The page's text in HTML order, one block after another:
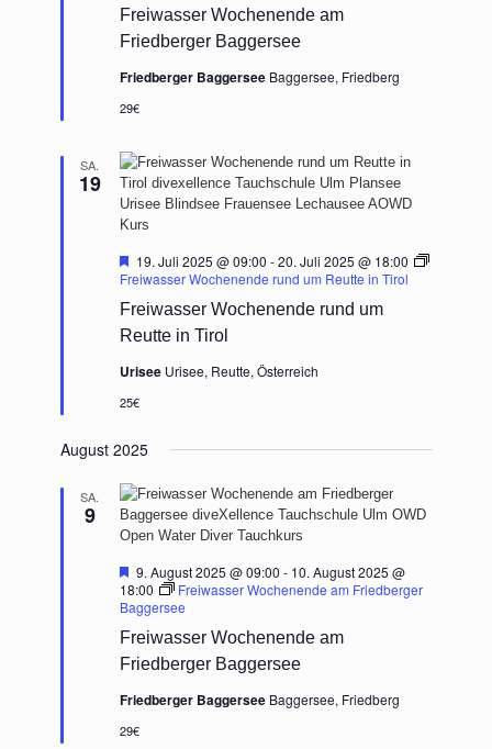
Freiwasser Wochenende am
Friedberger Baggersee
Friedberger Baggersee Baggersee, Friedberg
29€
SA.
19
Freiwasser Wochenende rund um
Reutte in Tirol
Hervorgehoben
19. Juli 2025 @ 09:00 -20. Juli 2025 @ 18:00
Freiwasser Wochenende rund um Reutte in Tirol
Urisee Urisee, Reutte, Österreich
25€
August 2025
SA.
9
Freiwasser Wochenende am
Friedberger Baggersee
Hervorgehoben
9. August 2025 @ 09:00 - 10. August 2025 @
18:00
Freiwasser Wochenende am Friedberger
Baggersee
Friedberger Baggersee Baggersee, Friedberg
29€